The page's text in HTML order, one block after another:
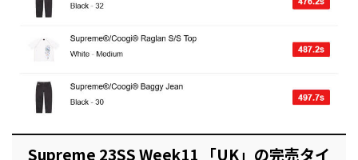
Supreme 23SS Week11 「UK」の完売タイ